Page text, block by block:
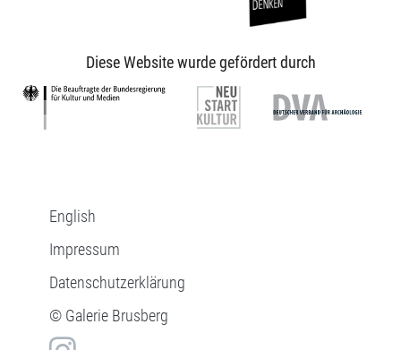
Diese Website wurde gefördert durch
English
Impressum
Datenschutzerklärung
© Galerie Brusberg